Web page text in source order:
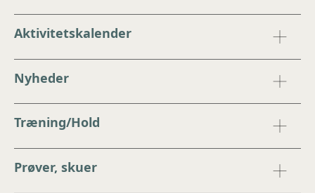
Aktivitetskalender
Nyheder
Træning/Hold
Prøver, skuer